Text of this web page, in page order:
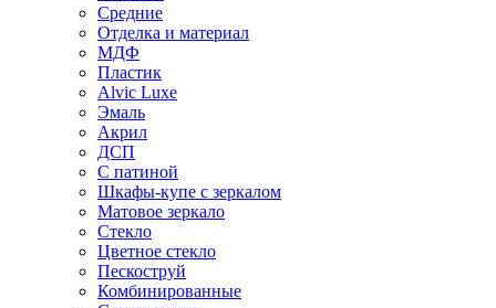
Средние
Отделка и материал
МДФ
Пластик
Alvic Luxe
Эмаль
Акрил
ДСП
С патиной
Шкафы-купе с зеркалом
Матовое зеркало
Стекло
Цветное стекло
Пескоструй
Комбинированные